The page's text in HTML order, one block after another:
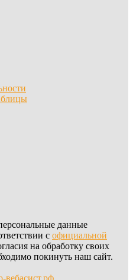
данные
с официальной
на обработку своих
покинуть наш сайт.
вебасист.рф